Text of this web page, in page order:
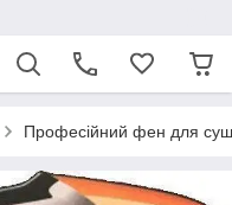
Професійний фен для